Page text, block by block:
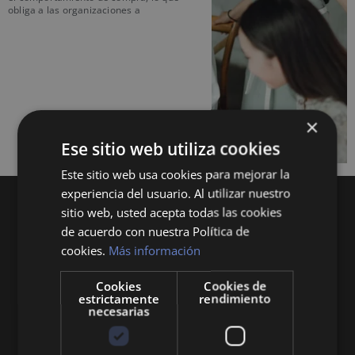
obliga a las organizaciones a
Queremos mantenerte al día en temas de
economía, finanzas, negocios, derecho, historia
y curiosidades sobre todo lo relacionado con la
×
Ese sitio web utiliza cookies
Este sitio web usa cookies para mejorar la
experiencia del usuario. Al utilizar nuestro
sitio web, usted acepta todas las cookies
de acuerdo con nuestra Política de
cookies. Más información
Cookies
estrictamente
necesarias
Cookies de
rendimiento